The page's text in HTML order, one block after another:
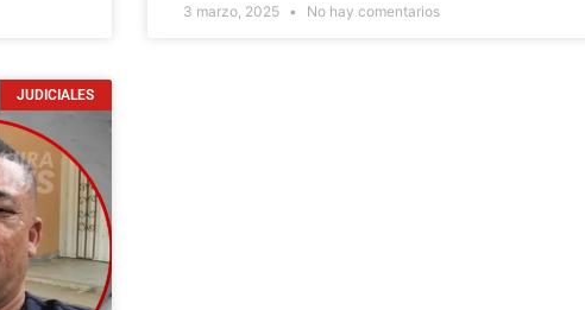
3 marzo, 2025 No hay comentarios
JUDICIALES